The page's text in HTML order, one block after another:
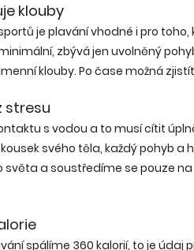
klouby
je plavání vhodné i pro
zbývá jen uvolněný
klouby. Po čase možná
stresu
s vodou a to musí cítit
svého těla, každý pohyb a
a soustředíme se pouze
spálíme 360 kalorií, to je údaj